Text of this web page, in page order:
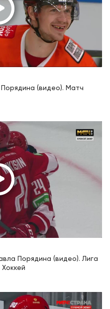
(видео). Матч
Порядина (видео). Лига